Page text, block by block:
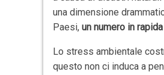
una dimensione
Paesi,un numero in
Lo stress ambientale
questo non ci induca a